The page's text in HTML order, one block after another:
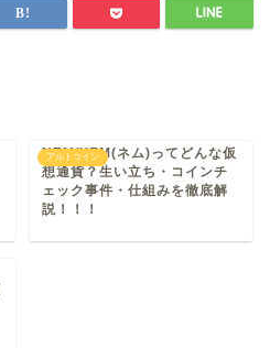
アルトコイン
NEM/XEM(ネム)ってどんな仮
想通貨？生い立ち・コインチ
ェック事件・仕組みを徹底解
説！！！